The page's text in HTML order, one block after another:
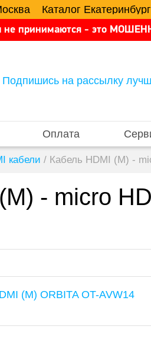
Каталог Екатеринбург
принимаются - это
Подпишись на рассылку
Оплата
кабели / Кабель HDMI (M) -
- micro